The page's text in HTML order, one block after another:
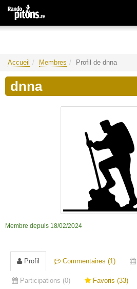
Accueil Membres Profil de dnna
dnna
Membre depuis 18/02/2024
Profil Commentaires (1)
Participations (0) Favoris (33)